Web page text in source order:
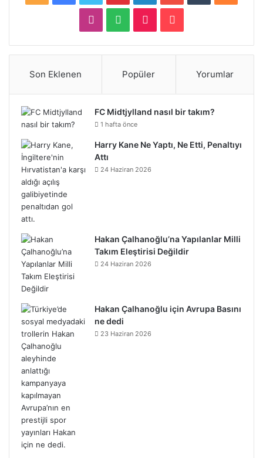
Instagram
Spotify TikTok
Son Eklenen Popüler Yorumlar
FC Midtjylland nasıl bir takım?
1 hafta önce
Harry Kane Ne Yaptı, Ne Etti, Penaltıyı
Attı
24 Haziran 2026
Hakan Çalhanoğlu’na Yapılanlar Milli
Takım Eleştirisi Değildir
24 Haziran 2026
Hakan Çalhanoğlu için Avrupa Basını
ne dedi
23 Haziran 2026